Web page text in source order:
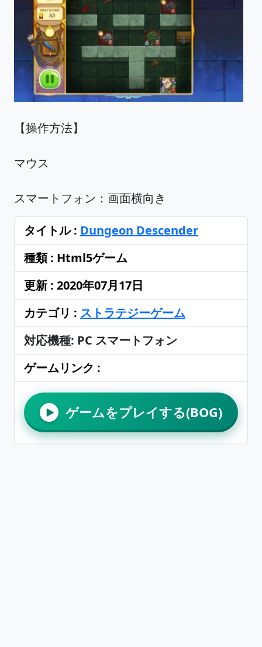
【操作方法】
マウス
スマートフォン：画面横向き
タイトル : Dungeon Descender
種類 : Html5ゲーム
更新 : 2020年07月17日
カテゴリ : ストラテジーゲーム
対応機種: PC スマートフォン
ゲームリンク :
▶ ゲームをプレイする(BOG)